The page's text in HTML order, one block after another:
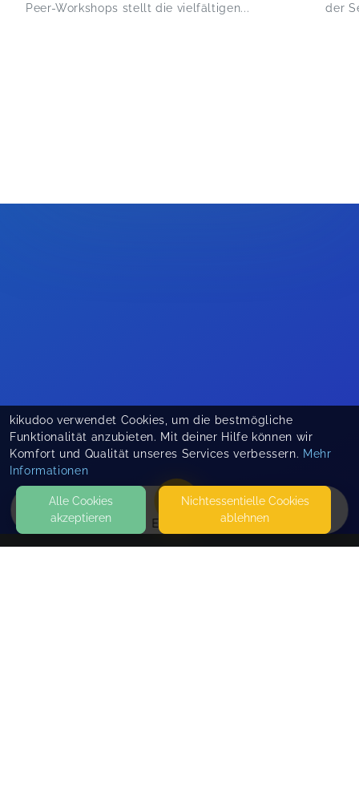
EVENTS
Peer-Workshops stellt die vielfältigen...
der
kikudoo verwendet Cookies, um die bestmögliche
Funktionalität anzubieten. Mit deiner Hilfe können wir
Komfort und Qualität unseres Services verbessern. Mehr
Informationen
Alle Cookies
akzeptieren
Nicht­essentielle Cookies
ablehnen